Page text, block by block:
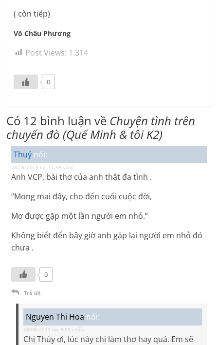
( còn tiếp)
Võ Châu Phương
Post Views: 1.314
0
Có 12 bình luận về Chuyện tình trên
chuyến đò (Quế Minh & tôi K2)
Thuý nói:
28/08/2013 lúc 11:59 sáng
Anh VCP, bài thơ của anh thật đa tình .
“Mong mai đây, cho đến cuối cuộc đời,
Mơ được gặp một lần người em nhỏ.”
Không biết đến bây giờ anh gặp lại người em nhỏ đó
chưa .
0
Trả lời
Nguyen Thi Hoa nói:
28/08/2013 lúc 9:55 chiều
Chị Thúy ơi, lúc này chị làm thơ hay quá. Em sẽ